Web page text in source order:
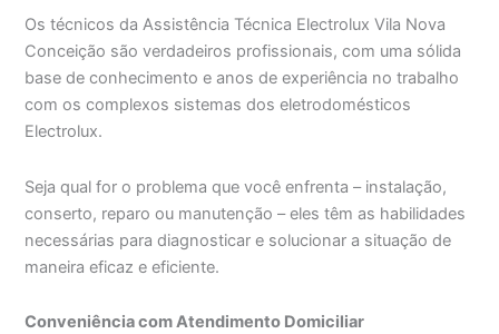
Os técnicos da Assistência Técnica Electrolux Vila Nova
Conceição são verdadeiros profissionais, com uma sólida
base de conhecimento e anos de experiência no trabalho
com os complexos sistemas dos eletrodomésticos
Electrolux.
Seja qual for o problema que você enfrenta – instalação,
conserto, reparo ou manutenção – eles têm as habilidades
necessárias para diagnosticar e solucionar a situação de
maneira eficaz e eficiente.
Conveniência com Atendimento Domiciliar